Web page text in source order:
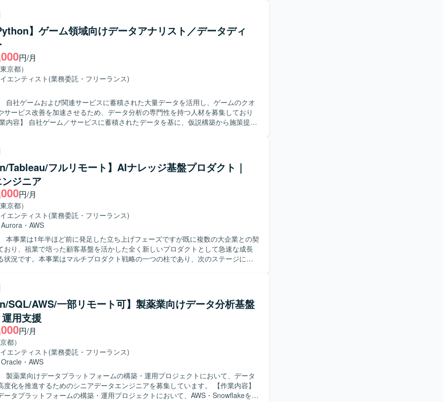
の構造を理解しながら主体的に改善提案ができる方を求めております。 ・バッチ
基盤に関する知見を活かし、周囲と連携しながら業務を進められる方を求めてお
ます。 ・k8sコンテナベース構成やdbtなどモダンなデータ基盤技術に関わる経験
】ゲーム領域向けデータアナリスト／データディ
円/月
京都）
エンティスト (業務委託・フリーランス)
自社ゲームおよび関連サービスに蓄積された大量データを活用し、ゲームのクオ
サービス改善を加速させるため、データ分析の専門性を持つ人材を募集しており
ット分析（言語解析やChatGptなどによる要約）を行います。 ・Redashや一部
いたダッシュボード作成を行います。 ・バトルシミュレーターや成長シミュレー
ングアルゴリズムなどのシミュレーション関連の分析を行います。 ・他社サービ
用いた市場分析を行います。 ・社内の様々なスタッフに対して、分析結果に基づ
を行います。 ・分析ツールを用いたデータの可視化と運用を行います。 ・新しい
見と提案を行います。 ・統計解析や機械学習の専門知識を活かしたモデリングを
的にデータ分析に強みを持つゲームプロデューサーや事業責任者を目指したい方
ます。ゲームが好きで、データを通じてプロダクト価値向上に貢献したいという
。 【ポジションの魅力】 大型タイトルを継続的に創出する体
リジナルIPと有力IPの両軸で多様なゲームプロジェクトに関わることができます。
運用、海外展開まで一気通貫で携わることができ、ヒットさせるために何が必要
発で、大きな裁量を持って挑戦できるカルチャーの中で、事業成長と個人の成長
【開発環境】 ゲーム開発に必要な機材や技術投資が積極的に
、希望に応じて最適な開発環境が整備されます。社員食堂やカフェ、リラクゼー
スなどを備えたオフィスで、快適な業務環境が用意されています。また、プロジ
ルストンに応じた有給奨励日や社員旅行など、リフレッシュを兼ねた取り組みも
す。
Tableau/フルリモート】AIナレッジ基盤プロダクト｜
ジニア
円/月
京都）
エンティスト (業務委託・フリーランス)
Aurora ・ AWS
本事業は1年半ほど前に発足した立ち上げフェーズですが既に複数の大企業との契
おり、祖業で培った顧客基盤を活かした全く新しいプロダクトとして急速な成長
状況です。本事業はマルチプロダクト戦略の一つの柱であり、次のステージに向
のナレッジベースとして活用できるプロダクトの開発に参画いただきます。定性
や要望を含めた分析可能な形に変換し、業界・企業特有の文脈を理解した分析が
うな仕組みを構築していただきます。蓄積されたデータをもとにAIがディスカッ
ナーとして機能し、製品開発やマーケティング戦略の意思決定を支援する機能の
わっていただきます。顧客のデータ活用を支援するため、データ基盤の構築から
ードの実装まで一貫して推進し、Bizチーム・プロダクトチーム・ユーザー企業と
説検証を繰り返し、分析基盤や可視化環境を構築していただきます。 【求める
タ基盤およびBI領域において高い実践力を持ち、分析要件からデータモデルを設
求めております。データ品質や保守性を考慮した設計ができ、ユーザー価値を重
ータを通じて意思決定を支援できる方が望ましいです。エンドユーザー視点でダ
を設計でき、変化を楽しみつつ要件が固まっていない環境でも前向きに推進でき
お持ちの方を歓迎いたします。Biz、PdM、エンジニアと協働しながらプロジェク
SQL/AWS/一部リモート可】製薬業向けデータ分析基盤
用支援
円/月
都）
エンティスト (業務委託・フリーランス)
Oracle ・ AWS
製薬業向けデータプラットフォームの構築・運用プロジェクトにおいて、データ
化を推進するためのシニアデータエンジニアを募集しています。 【作業内容】
ータプラットフォームの構築・運用プロジェクトにおいて、AWS・Snowflakeを活